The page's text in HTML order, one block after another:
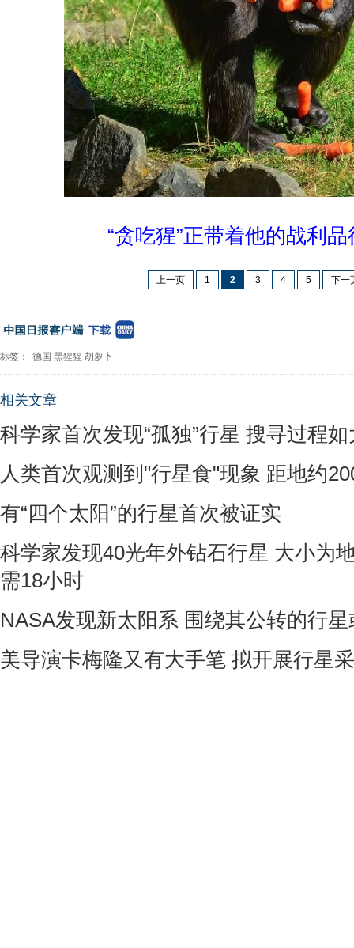
“贪吃猩”正带着他的战利
上一页 1 2 3 4 5 下一
标签： 德国 黑猩猩 胡萝卜
相关文章
科学家首次发现“孤独”行星 搜寻过程
人类首次观测到"行星食"现象 距地约
有“四个太阳”的行星首次被证实
科学家发现40光年外钻石行星 大小为
需18小时
NASA发现新太阳系 围绕其公转的行
美导演卡梅隆又有大手笔 拟开展行星